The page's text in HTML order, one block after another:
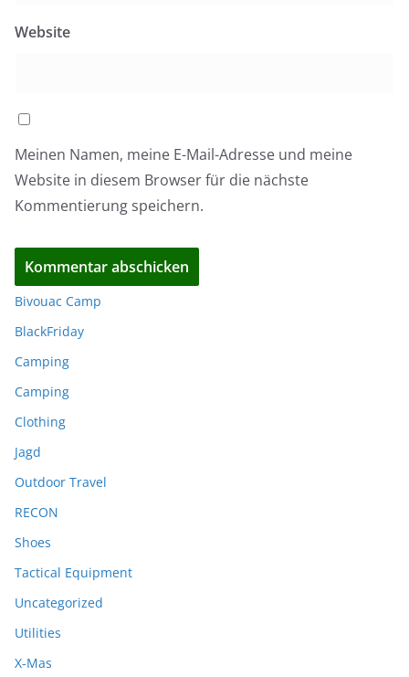
Website
Meinen Namen, meine E-Mail-Adresse und meine
Website in diesem Browser für die nächste
Kommentierung speichern.
Bivouac Camp
BlackFriday
Camping
Camping
Clothing
Jagd
Outdoor Travel
RECON
Shoes
Tactical Equipment
Uncategorized
Utilities
X-Mas